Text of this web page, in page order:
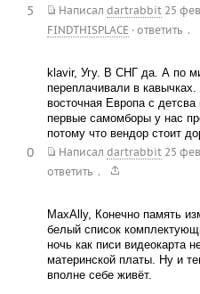
Написал dartrabbit 25
FINDTHISPLACE · ответить .
5
klavir, Угу. В СНГ да. А по
переплачивали в
восточная Европа с
первые самомборы у нас
потому что вендор стоит
Написал dartrabbit 25
ответить .
0
MaxAlly, Конечно память
белый список
ночь как писи видеокарта
материнской платы. Ну и
вполне себе живёт.